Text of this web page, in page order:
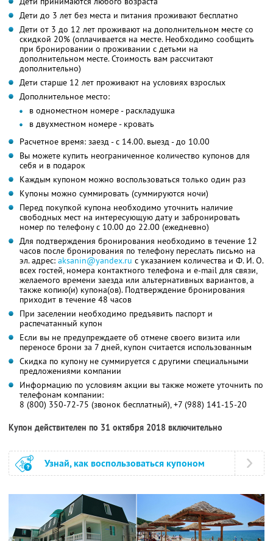
Дети до 3 лет без места и питания проживают бесплатно
Дети от 3 до 12 лет проживают на дополнительном месте со
скидкой 20% (оплачивается на месте. Необходимо сообщить
при бронировании о проживании с детьми на
дополнительном месте. Стоимость вам рассчитают
дополнительно)
Дети старше 12 лет проживают на условиях взрослых
Дополнительное место:
в одноместном номере - раскладушка
в двухместном номере - кровать
Расчетное время: заезд - c 14.00. выезд - до 10.00
Вы можете купить неограниченное количество купонов для
себя и в подарок
Каждым купоном можно воспользоваться только один раз
Купоны можно суммировать (суммируются ночи)
Перед покупкой купона необходимо уточнить наличие
свободных мест на интересующую дату и забронировать
номер по телефону с 10.00 до 22.00 (ежедневно)
Для подтверждения бронирования необходимо в течение 12
часов после бронирования по телефону переслать письмо на
эл. адрес: aksanin@yandex.ru с указанием количества и Ф. И. О.
всех гостей, номера контактного телефона и e-mail для связи,
желаемого времени заезда или альтернативных вариантов, а
также копию(и) купона(ов). Подтверждение бронирования
приходит в течение 48 часов
При заселении необходимо предъявить паспорт и
распечатанный купон
Если вы не предупреждаете об отмене своего визита или
переносе брони за 7 дней, купон считается использованным
Скидка по купону не суммируется с другими специальными
предложениями компании
Информацию по условиям акции вы также можете уточнить по
телефонам компании:
8 (800) 350-72-75 (звонок бесплатный), +7 (988) 141-15-20
Купон действителен по 31 октября 2018 включительно
Узнай, как воспользоваться купоном